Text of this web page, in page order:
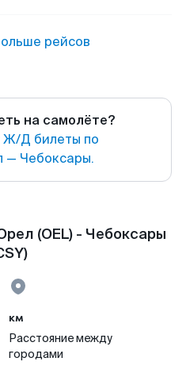
рейсов
на самолёте?
Д билеты по
— Чебоксары.
(OEL) - Чебоксары
км
Расстояние между
городами